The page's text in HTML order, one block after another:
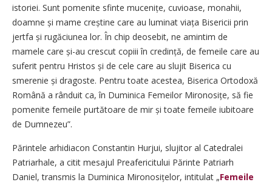
istoriei. Sunt pomenite sfinte mucenițe, cuvioase, monahii,
doamne și mame creștine care au luminat viața Bisericii prin
jertfa și rugăciunea lor. În chip deosebit, ne amintim de
mamele care și-au crescut copiii în credință, de femeile care au
suferit pentru Hristos și de cele care au slujit Biserica cu
smerenie și dragoste. Pentru toate acestea, Biserica Ortodoxă
Română a rânduit ca, în Duminica Femeilor Mirono­sițe, să fie
pomenite femeile purtătoare de mir și toate femeile iubitoare
de Dumnezeu”.
Părintele arhidiacon Constantin Hurjui, slujitor al Catedralei
Patriarhale, a citit mesajul Preafericitului Părinte Patriarh
Daniel, transmis la Duminica Mironosițe­lor, intitulat „Femeile